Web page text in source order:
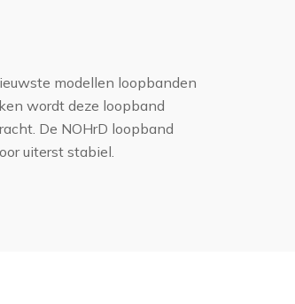
modellen loopbanden
wordt deze loopband
De NOHrD loopband
uiterst stabiel.